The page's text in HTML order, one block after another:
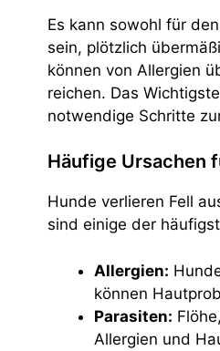
Es kann sowohl für
sein, plötzlich
können von Allergien
reichen. Das
notwendige Schritte
Häufige Ursachen
Hunde verlieren Fell
sind einige der
Allergien:
können
Parasiten:
Allergien und